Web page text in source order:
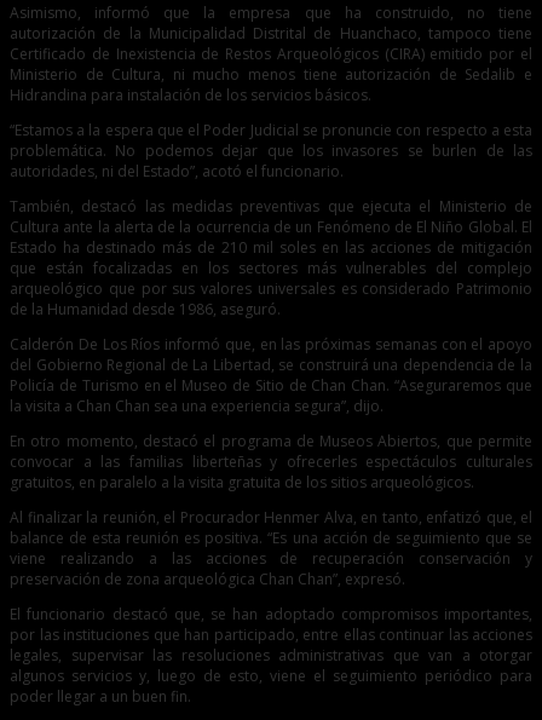
Asimismo, informó que la empresa que ha construido, no tiene
autorización de la Municipalidad Distrital de Huanchaco, tampoco tiene
Certificado de Inexistencia de Restos Arqueológicos (CIRA) emitido por el
Ministerio de Cultura, ni mucho menos tiene autorización de Sedalib e
Hidrandina para instalación de los servicios básicos.
“Estamos a la espera que el Poder Judicial se pronuncie con respecto a esta
problemática. No podemos dejar que los invasores se burlen de las
autoridades, ni del Estado”, acotó el funcionario.
También, destacó las medidas preventivas que ejecuta el Ministerio de
Cultura ante la alerta de la ocurrencia de un Fenómeno de El Niño Global. El
Estado ha destinado más de 210 mil soles en las acciones de mitigación
que están focalizadas en los sectores más vulnerables del complejo
arqueológico que por sus valores universales es considerado Patrimonio
de la Humanidad desde 1986, aseguró.
Calderón De Los Ríos informó que, en las próximas semanas con el apoyo
del Gobierno Regional de La Libertad, se construirá una dependencia de la
Policía de Turismo en el Museo de Sitio de Chan Chan. “Aseguraremos que
la visita a Chan Chan sea una experiencia segura”, dijo.
En otro momento, destacó el programa de Museos Abiertos, que permite
convocar a las familias liberteñas y ofrecerles espectáculos culturales
gratuitos, en paralelo a la visita gratuita de los sitios arqueológicos.
Al finalizar la reunión, el Procurador Henmer Alva, en tanto, enfatizó que, el
balance de esta reunión es positiva. “Es una acción de seguimiento que se
viene realizando a las acciones de recuperación conservación y
preservación de zona arqueológica Chan Chan”, expresó.
El funcionario destacó que, se han adoptado compromisos importantes,
por las instituciones que han participado, entre ellas continuar las acciones
legales, supervisar las resoluciones administrativas que van a otorgar
algunos servicios y, luego de esto, viene el seguimiento periódico para
poder llegar a un buen fin.